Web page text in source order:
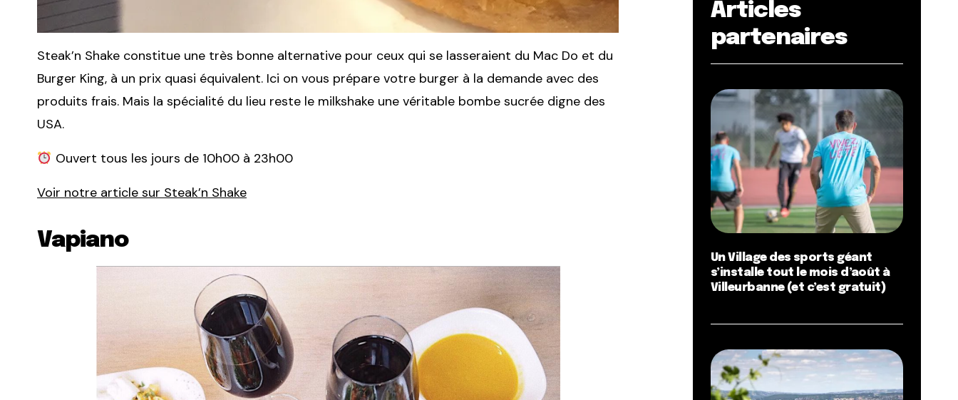
Steak’n Shake constitue une très bonne alternative pour ceux qui se lasseraient du Mac Do et du
Burger King, à un prix quasi équivalent. Ici on vous prépare votre burger à la demande avec des
produits frais. Mais la spécialité du lieu reste le milkshake une véritable bombe sucrée digne des
USA.
Ouvert tous les jours de 10h00 à 23h00
Voir notre article sur Steak’n Shake
Vapiano
Articles
partenaires
Un Village des sports géant
s’installe tout le mois d’août à
Villeurbanne (et c’est gratuit)